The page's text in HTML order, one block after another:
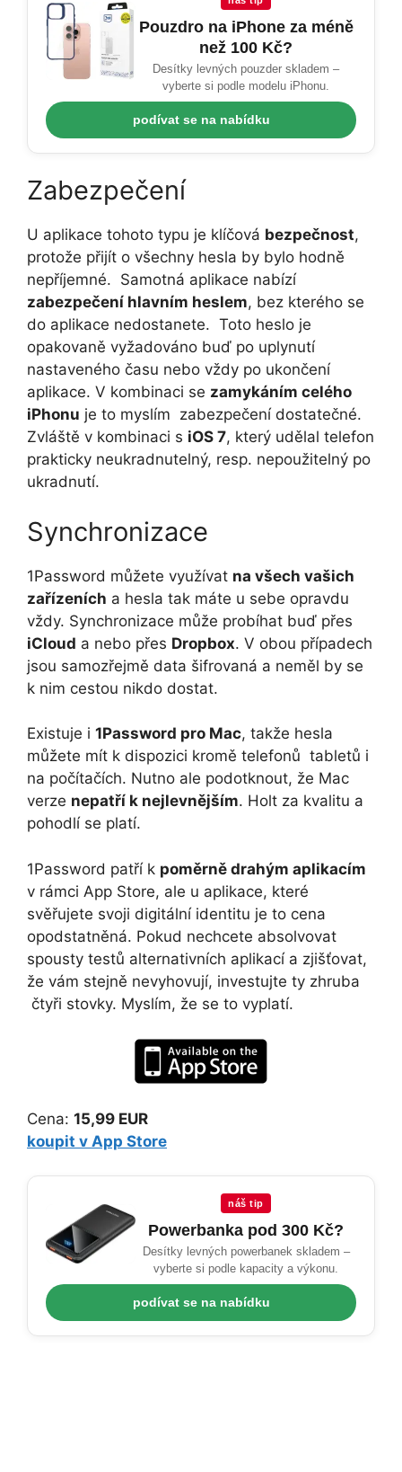
Pouzdro na iPhone za méně
než 100 Kč?
Desítky levných pouzder skladem –
vyberte si podle modelu iPhonu.
podívat se na nabídku
Zabezpečení
U aplikace tohoto typu je klíčová bezpečnost,
protože přijít o všechny hesla by bylo hodně
nepříjemné. Samotná aplikace nabízí
zabezpečení hlavním heslem, bez kterého se
do aplikace nedostanete. Toto heslo je
opakovaně vyžadováno buď po uplynutí
nastaveného času nebo vždy po ukončení
aplikace. V kombinaci se zamykáním celého
iPhonu je to myslím zabezpečení dostatečné.
Zvláště v kombinaci s iOS 7, který udělal telefon
prakticky neukradnutelný, resp. nepoužitelný po
ukradnutí.
Synchronizace
1Password můžete využívat na všech vašich
zařízeních a hesla tak máte u sebe opravdu
vždy. Synchronizace může probíhat buď přes
iCloud a nebo přes Dropbox. V obou případech
jsou samozřejmě data šifrovaná a neměl by se
k nim cestou nikdo dostat.
Existuje i 1Password pro Mac, takže hesla
můžete mít k dispozici kromě telefonů tabletů i
na počítačích. Nutno ale podotknout, že Mac
verze nepatří k nejlevnějším. Holt za kvalitu a
pohodlí se platí.
1Password patří k poměrně drahým aplikacím
v rámci App Store, ale u aplikace, které
svěřujete svoji digitální identitu je to cena
opodstatněná. Pokud nechcete absolvovat
spousty testů alternativních aplikací a zjišťovat,
že vám stejně nevyhovují, investujte ty zhruba
čtyři stovky. Myslím, že se to vyplatí.
Cena: 15,99 EUR
koupit v App Store
náš tip
Powerbanka pod 300 Kč?
Desítky levných powerbanek skladem –
vyberte si podle kapacity a výkonu.
podívat se na nabídku